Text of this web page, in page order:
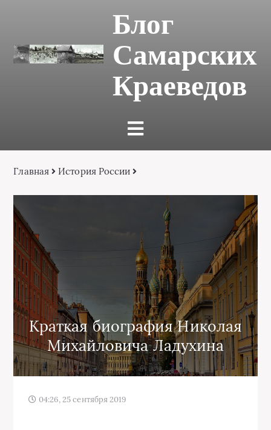
Блог
Самарских
Краеведов
Главная История России
Краткая биография Николая
Михайловича Ладухина
04:26, 25 сентября 2019